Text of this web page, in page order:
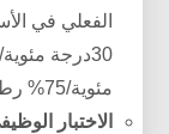
الفعلي في
مئوية/75% رطوبة نسبية).
الاختبار